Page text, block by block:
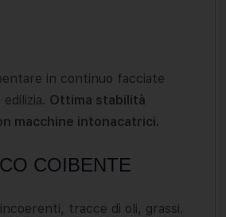
in continuo facciate
Ottima stabilità
macchine intonacatrici.
COIBENTE
tracce di oli, grassi.